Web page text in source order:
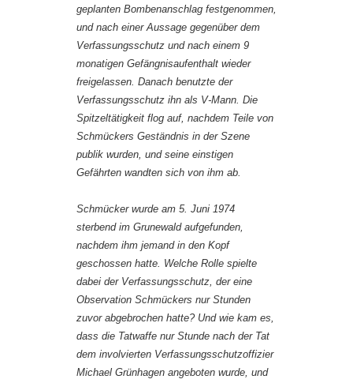
geplanten Bombenanschlag festgenommen,
und nach einer Aussage gegenüber dem
Verfassungsschutz und nach einem 9
monatigen Gefängnisaufenthalt wieder
freigelassen. Danach benutzte der
Verfassungsschutz ihn als V-Mann. Die
Spitzeltätigkeit flog auf, nachdem Teile von
Schmückers Geständnis in der Szene
publik wurden, und seine einstigen
Gefährten wandten sich von ihm ab.
Schmücker wurde am 5. Juni 1974
sterbend im Grunewald aufgefunden,
nachdem ihm jemand in den Kopf
geschossen hatte. Welche Rolle spielte
dabei der Verfassungsschutz, der eine
Observation Schmückers nur Stunden
zuvor abgebrochen hatte? Und wie kam es,
dass die Tatwaffe nur Stunde nach der Tat
dem involvierten Verfassungsschutzoffizier
Michael Grünhagen angeboten wurde, und